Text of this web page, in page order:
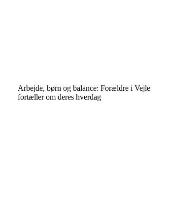
Arbejde, børn og balance: Forældre i Vejle
fortæller om deres hverdag